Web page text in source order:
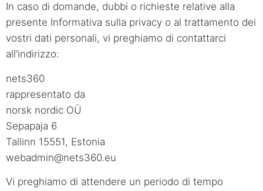
In caso di domande, dubbi o richieste relative alla
presente Informativa sulla privacy o al trattamento dei
vostri dati personali, vi preghiamo di contattarci
all’indirizzo:
nets360
rappresentato da
norsk nordic OÜ
Sepapaja 6
Tallinn 15551, Estonia
webadmin@nets360.eu
Vi preghiamo di attendere un periodo di tempo